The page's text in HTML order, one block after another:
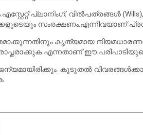
പ്ലാനിംഗ്, വിൽപത്രങ്ങൾ
സംരക്ഷണം.എന്നിവയാണ്
കൃത്യമായ
എന്നതാണ് ഈ
കൂടുതൽ